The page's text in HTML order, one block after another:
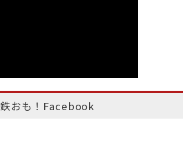
鉄おも！Facebook